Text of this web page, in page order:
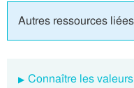
Autres ressources
Connaître les